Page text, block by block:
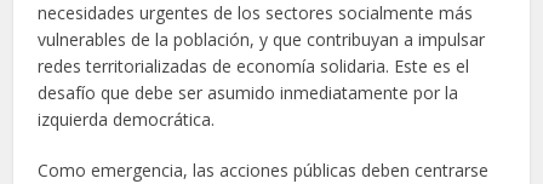
necesidades urgentes de los sectores socialmente más
vulnerables de la población, y que contribuyan a impulsar
redes territorializadas de economía solidaria. Este es el
desafío que debe ser asumido inmediatamente por la
izquierda democrática.
Como emergencia, las acciones públicas deben centrarse